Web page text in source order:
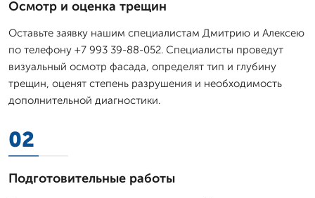
Осмотр и оценка трещин
Оставьте заявку нашим специалистам Дмитрию и Алексею
по телефону +7 993 39-88-052. Специалисты проведут
визуальный осмотр фасада, определят тип и глубину
трещин, оценят степень разрушения и необходимость
дополнительной диагностики.
02
Подготовительные работы